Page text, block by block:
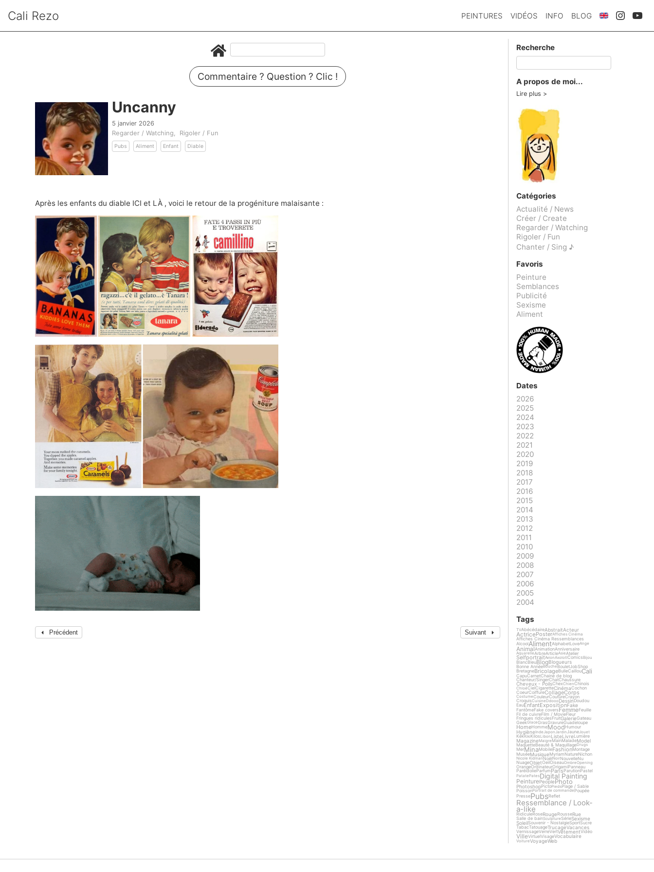
Cali Rezo PEINTURES VIDÉOS INFO BLOG
Commentaire ? Question ? Clic !
Uncanny
5 janvier 2026
Regarder / Watching Rigoler / Fun
Pubs Aliment Enfant Diable
Après les enfants du diable ICI et LÀ , voici le retour de la progéniture malaisante :
Précédent Suivant
Recherche
A propos de moi...
Lire plus
Catégories
Actualité / News
Créer / Create
Regarder / Watching
Rigoler / Fun
Chanter / Sing ♪
Favoris
Peinture
Semblances
Publicité
Sexisme
Aliment
Dates
2026
2025
2024
2023
2022
2021
2020
2019
2018
2017
2016
2015
2014
2013
2012
2011
2010
2009
2008
2007
2006
2005
2004
Tags
TVAbécédaireAbstraitActeur
ActricePosterAffiches Cinéma
Affiches Cinéma Ressemblances
AlcoolAlimentAlphabetLoveAnge
AnimalAnimationAnniversaire
AquarelleArbreArticleAsieAtelier
SelfportraitAvionAxolotlComicsBijou
BlancBleuBlogBlogueurs
Bonne AnnéeBoucheBouletJobShop
BretagneBricolageBulleCaillouCali
CapuCarnetChaine de blog
Chanteur/SingerChatChaussure
Cheveux - PoilsChexChienChinois
ChloéCielCigaretteCinémaCochon
CoeurCoiffureCollageCorps
CostumeCouleurCoutureCrayon
CroquisCuisineDdoooDessinDoudou
EauEnfantExpositionFake
FantômeFake coversFemmeFeuille
Fil de cuivreFilm / MovieFleur
Fringues ridiculesFruitGalerieGateau
GeekGlaceGrasGravureGuadeloupe
HomeHommeMoodHumour
HygièneInde Japon JardinJaune Jouet
KekKikiKilosLibon ListeLivreLumière
MagazineMaigre MainMaladeModel
MaquetteBeauté & MaquillageDrugs
MerMinaMobileFashionMontage
MuséeMusiqueMyriamNatureNichon
Nicole KidmanNoëlNoirNouvelleNu
NuageObjetOeilOiseauOmbreOpening
OrangeOrdinateurOrigamiPanneau
ParéidolieParfumParisParutionPastel
PatatePatesDigital Painting
PeinturePeoplePhoto
PhotoshopPictoPiedsPlage / Sable
PoissonPortrait de commande Poupée
PressePubsReflet
Ressemblance / Look-
a-like
RidiculeRoseRougeRousseRue
Salle de bainSculptureSérieSexisme
SoleilSouvenir - NostalgieSportSucre
TabacTatouageTrucageVacances
VernissageVerreVertVêtementVidéo
VilleVirtuelVisageVocabulaire
VoitureVoyageWeb